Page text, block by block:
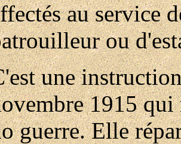
au service
ou
une
1915 qui
guerre. Elle